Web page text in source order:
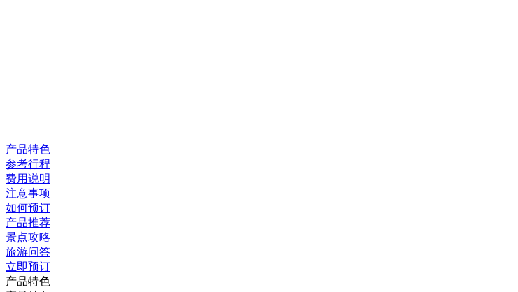
产品特色
参考行程
费用说明
注意事项
如何预订
产品推荐
景点攻略
旅游问答
立即预订
产品特色